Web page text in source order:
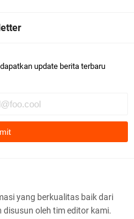
Lelede Sampaikan
update berita terbaru
yang berkualitas baik dari
oleh tim editor kami.